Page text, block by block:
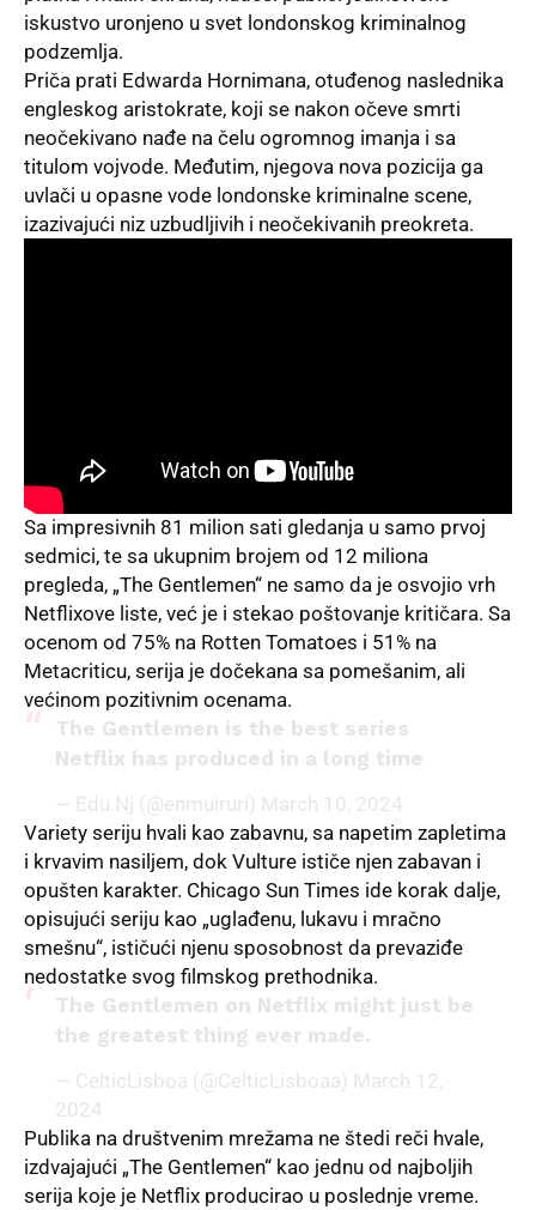
iskustvo uronjeno u svet londonskog kriminalnog
podzemlja.
Priča prati Edwarda Hornimana, otuđenog naslednika
engleskog aristokrate, koji se nakon očeve smrti
neočekivano nađe na čelu ogromnog imanja i sa
titulom vojvode. Međutim, njegova nova pozicija ga
uvlači u opasne vode londonske kriminalne scene,
izazivajući niz uzbudljivih i neočekivanih preokreta.
Sa impresivnih 81 milion sati gledanja u samo prvoj
sedmici, te sa ukupnim brojem od 12 miliona
pregleda, „The Gentlemen“ ne samo da je osvojio vrh
Netflixove liste, već je i stekao poštovanje kritičara. Sa
ocenom od 75% na Rotten Tomatoes i 51% na
Metacriticu, serija je dočekana sa pomešanim, ali
većinom pozitivnim ocenama.
The Gentlemen is the best series
Netflix has produced in a long time
— Edu.Nj (@enmuiruri) March 10, 2024
Variety seriju hvali kao zabavnu, sa napetim zapletima
i krvavim nasiljem, dok Vulture ističe njen zabavan i
opušten karakter. Chicago Sun Times ide korak dalje,
opisujući seriju kao „uglađenu, lukavu i mračno
smešnu“, ističući njenu sposobnost da prevaziđe
nedostatke svog filmskog prethodnika.
The Gentlemen on Netflix might just be
the greatest thing ever made.
— CelticLisboa (@CelticLisboaa) March 12,
2024
Publika na društvenim mrežama ne štedi reči hvale,
izdvajajući „The Gentlemen“ kao jednu od najboljih
serija koje je Netflix producirao u poslednje vreme.